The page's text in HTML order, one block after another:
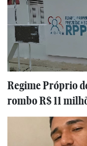
Regime Próprio
rombo R$ 11